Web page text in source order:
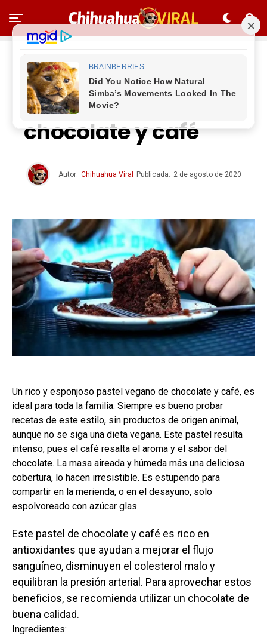
RECETAS DE COCINA
Receta de pastel
vegano de
chocolate y café
Autor: Chihuahua Viral Publicada: 2 de agosto de 2020
Un rico y esponjoso pastel vegano de chocolate y café, es
ideal para toda la familia. Siempre es bueno probar
recetas de este estilo, sin productos de origen animal,
aunque no se siga una dieta vegana. Este pastel resulta
intenso, pues el café resalta el aroma y el sabor del
chocolate. La masa aireada y húmeda más una deliciosa
cobertura, lo hacen irresistible. Es estupendo para
compartir en la merienda, o en el desayuno, solo
espolvoreado con azúcar glas.
Este pastel de chocolate y café es rico en
antioxidantes que ayudan a mejorar el flujo
sanguíneo, disminuyen el colesterol malo y
equilibran la presión arterial. Para aprovechar estos
beneficios, se recomienda utilizar un chocolate de
buena calidad.
Ingredientes: